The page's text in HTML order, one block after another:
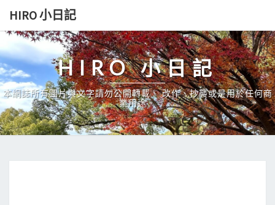
Skip
content
HIRO 小日記
HIRO 小日記
本網誌所有圖片與文字請勿公開轉載、 改作、抄襲或是用於任何商
業用途。